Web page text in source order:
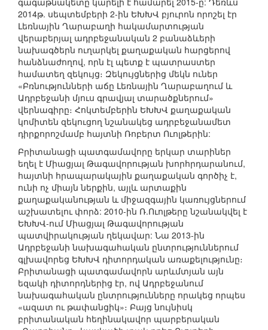
2014թ. սեպտեմբերի 2-ին ԵԽԽՎ բյուրոն որոշել էր
Լեռնային Ղարաբաղի հակամարտության
վերաբերյալ ադրբեջանական 2 բանաձևերի
նախագծերն ուղարկել քաղաքական հարցերով
հանձնաժողով, որն էլ պետք է պատրաստեր
համատեղ զեկույց։ Զեկույցներից մեկն ուներ
«Բռնությունների աճը Լեռնային Ղարաբաղում և
Ադրբեջանի մյուս գրավյալ տարածքներում»
վերնագիրը։ Հոկտեմբերին ԵԽԽՎ քաղաքական
կոմիտեն զեկուցող նշանակեց ադրբեջանամետ
դիրքորոշմամբ հայտնի Ռոբերտ Ուոլթերին:
Բրիտանացի պատգամավորը երկար տարիներ
եղել է Միացյալ Թագավորության խորհրդարանում,
հայտնի հրապարակային քաղաքական գործիչ է,
ունի ոչ միայն ներքին, այլև արտաքին
քաղաքականության և միջազգային կառույցներում
աշխատելու փորձ: 2010-ին Ռ.Ուոլթերը նշանակվել է
ԵԽԽՎ-ում Միացյալ Թագավորության
պատվիրակության ղեկավար: Նա 2013-ին
Ադրբեջանի նախագահական ընտրություններում
գլխավորեց ԵԽԽՎ դիտորդական առաքելությունը։
Բրիտանացի պատգամավորն արևմտյան այն
եզակի դիտորդներից էր, ով Ադրբեջանում
նախագահական ընտրությունները որակեց որպես
«ազատ ու թափանցիկ»։ Բայց նույնիսկ
բրիտանական հեղինակավոր պարբերական